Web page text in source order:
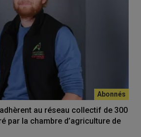
au réseau collectif de 300
par la chambre d’agriculture de